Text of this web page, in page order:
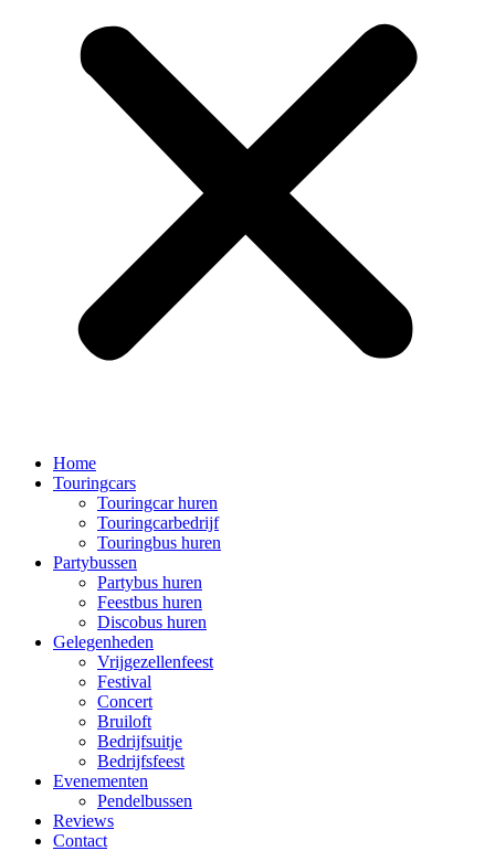
Home
Touringcars
Touringcar huren
Touringcarbedrijf
Touringbus huren
Partybussen
Partybus huren
Feestbus huren
Discobus huren
Gelegenheden
Vrijgezellenfeest
Festival
Concert
Bruiloft
Bedrijfsuitje
Bedrijfsfeest
Evenementen
Pendelbussen
Reviews
Contact